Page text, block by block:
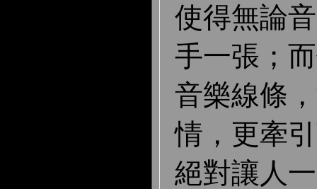
使得無論
手一張；
音樂線條
情，更牽
絕對讓人